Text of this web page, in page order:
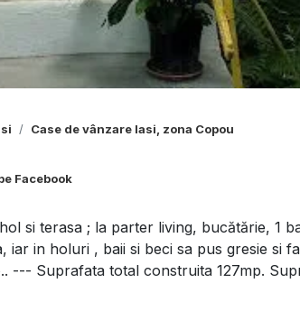
Case de vânzare Iasi, zona Copou
Facebook
si terasa ; la parter living, bucătărie, 1
iar in holuri , baii si beci sa pus gresie si
--- Suprafata total construita 127mp.